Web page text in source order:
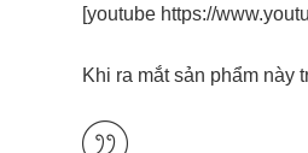
[youtube https://
Khi ra mắt sản phẩm này